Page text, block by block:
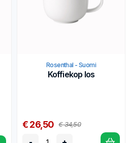
Rosenthal - Suomi
Koffiekop los
€ 26,50 € 34,50